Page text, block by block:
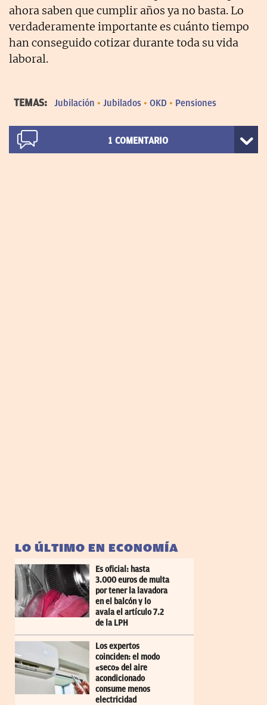
ahora saben que cumplir años ya no basta. Lo
verdaderamente importante es cuánto tiempo
han conseguido cotizar durante toda su vida
laboral.
TEMAS: Jubilación Jubilados OKD Pensiones
1 COMENTARIO
LO ÚLTIMO EN ECONOMÍA
Es oficial: hasta
3.000 euros de multa
por tener la lavadora
en el balcón y lo
avala el artículo 7.2
de la LPH
Los expertos
coinciden: el modo
«seco» del aire
acondicionado
consume menos
electricidad